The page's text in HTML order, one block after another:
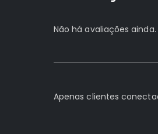
Não há avaliações ainda.
Apenas clientes